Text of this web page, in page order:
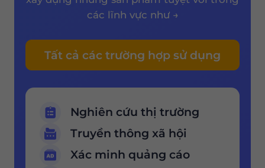
các lĩnh vực như →
Tất cả các trường hợp sử dụng
Nghiên cứu thị trường
Truyền thông xã hội
Xác minh quảng cáo